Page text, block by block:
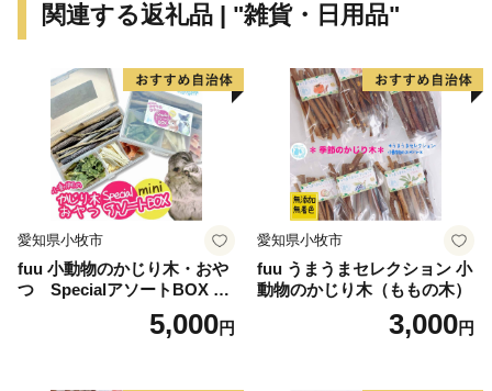
関連する返礼品 | "雑貨・日用品"
愛知県小牧市
fuu 小動物のかじり木・おや
つ SpecialアソートBOX mi
5,000円
愛知県小牧市
fuu うまうまセレクション 小
動物のかじり木（ももの木）
3,000円